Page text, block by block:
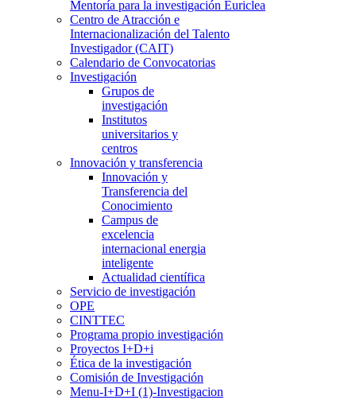
Mentoría para la investigación Euriclea
Centro de Atracción e
Internacionalización del Talento
Investigador (CAIT)
Calendario de Convocatorias
Investigación
Grupos de
investigación
Institutos
universitarios y
centros
Innovación y transferencia
Innovación y
Transferencia del
Conocimiento
Campus de
excelencia
internacional energia
inteligente
Actualidad científica
Servicio de investigación
OPE
CINTTEC
Programa propio investigación
Proyectos I+D+i
Ética de la investigación
Comisión de Investigación
Menu-I+D+I (1)-Investigacion